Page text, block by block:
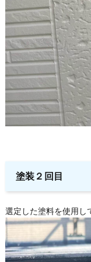
塗装２回目
選定した塗料を使用し